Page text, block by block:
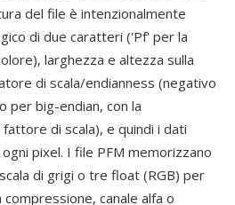
del file è intenzionalmente
di due caratteri ('Pf' per la
larghezza e altezza sulla
di scala/endianness (negativo
per big-endian, con la
di scala), e quindi i dati
pixel. I file PFM memorizzano
di grigi o tre float (RGB) per
canale alfa o